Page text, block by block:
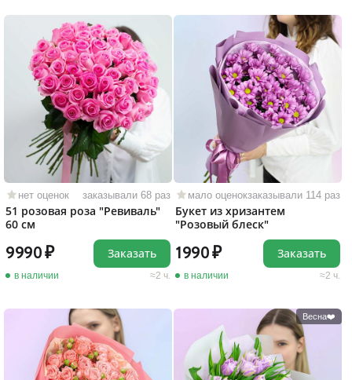
нет оценок заказывали 68 раз
51 розовая роза "Ревиваль"
60 см
9990
в наличии 2 ч.
Заказать
мало оценокзаказывали 114 раз
Букет из хризантем
"Розовый блеск"
1990
в наличии 2 ч.
Заказать
Весна❤️